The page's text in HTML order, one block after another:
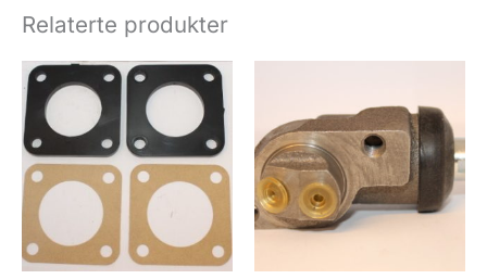
69-
antall
Relaterte produkter